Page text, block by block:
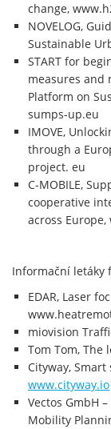
change,
NOVELOG,
Sustainable
START for
measures and
Platform on
sumps-up.eu
IMOVE,
through a
project. eu
C-MOBILE,
cooperative
across
Informační letáky
EDAR, Laser
miovision
Tom Tom, The
Cityway,
www.cityway.io
Vectos GmbH
Mobility